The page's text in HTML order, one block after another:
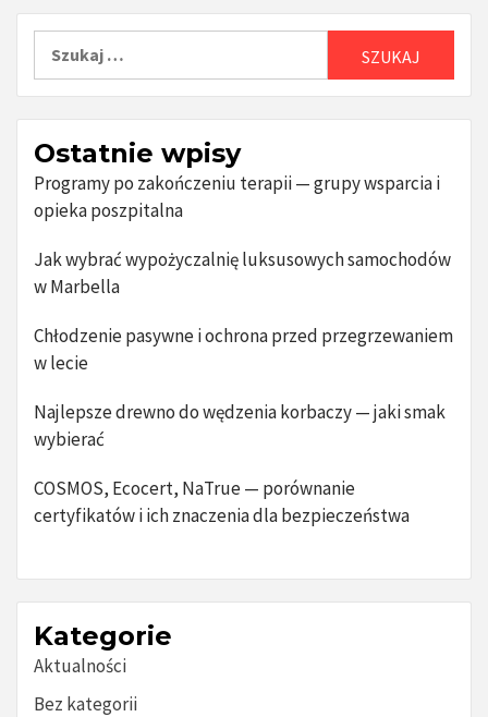
Ostatnie wpisy
Programy po zakończeniu terapii — grupy wsparcia i
opieka poszpitalna
Jak wybrać wypożyczalnię luksusowych samochodów
w Marbella
Chłodzenie pasywne i ochrona przed przegrzewaniem
w lecie
Najlepsze drewno do wędzenia korbaczy — jaki smak
wybierać
COSMOS, Ecocert, NaTrue — porównanie
certyfikatów i ich znaczenia dla bezpieczeństwa
Kategorie
Aktualności
Bez kategorii